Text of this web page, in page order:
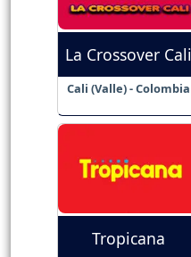
La Crossover Cali
Cali (Valle) - Colombia
Tropicana